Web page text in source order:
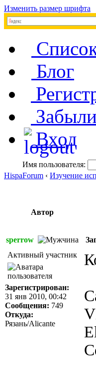
Изменить размер шрифта
Блог
Вход
Имя пользователя:
HispaForum ‹ Изучение
Автор
sperrow
Активный участник
Зарегистрирован:
31 янв 2010, 00:42
Сообщения: 749
Откуда:
Рязань/Alicante